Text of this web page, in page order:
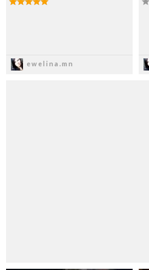
ewelina.mn